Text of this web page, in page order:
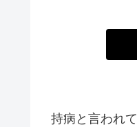
持病と言われ